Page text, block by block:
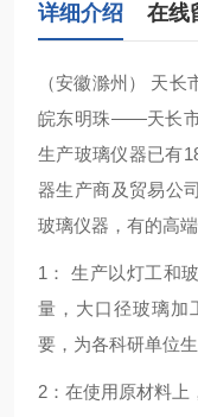
详细介绍 在线
（安徽滁州） 天
皖东明珠——天长市
生产玻璃仪器已有
器生产商及贸易公
玻璃仪器，有的高端
1： 生产以灯工和
量，大口径玻璃加
要，为各科研单位
2：在使用原材料上